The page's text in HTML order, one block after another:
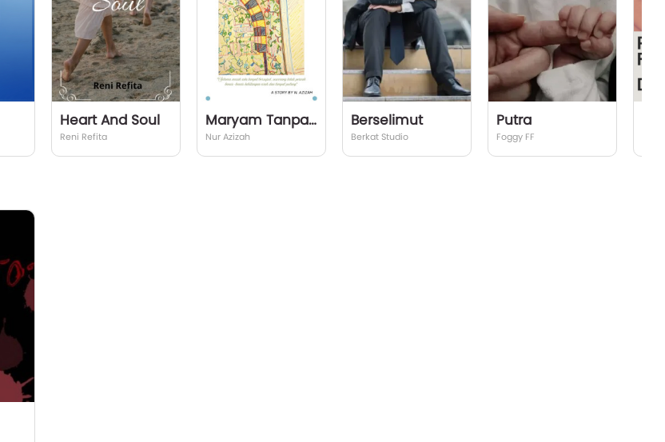
Heart And Soul
Reni Refita
Maryam Tanpa Mihrab
Nur Azizah
Berselimut
Berkat Studio
Putra
Foggy FF